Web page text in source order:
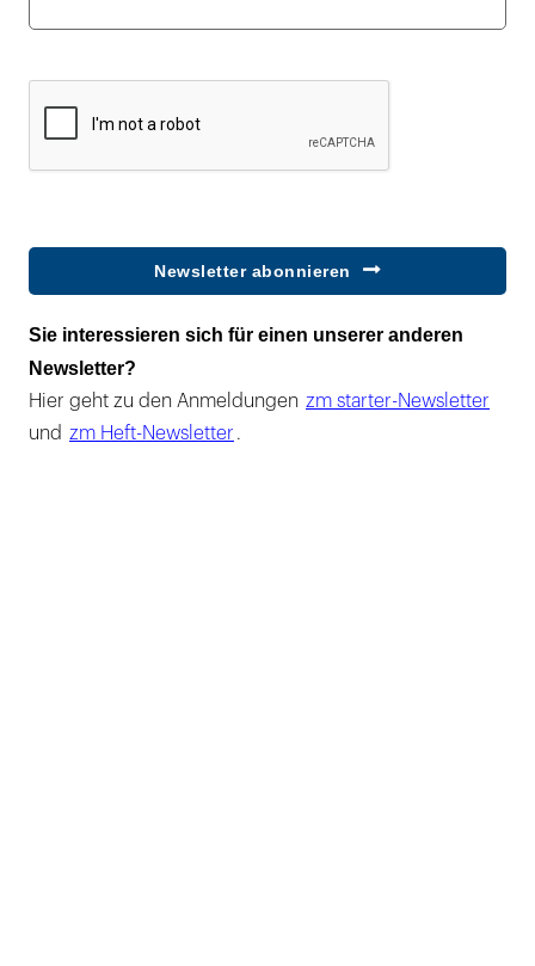
Newsletter abonnieren
Sie interessieren sich für einen unserer anderen
Newsletter?
Hier geht zu den Anmeldungen zm starter-Newsletter
und zm Heft-Newsletter .